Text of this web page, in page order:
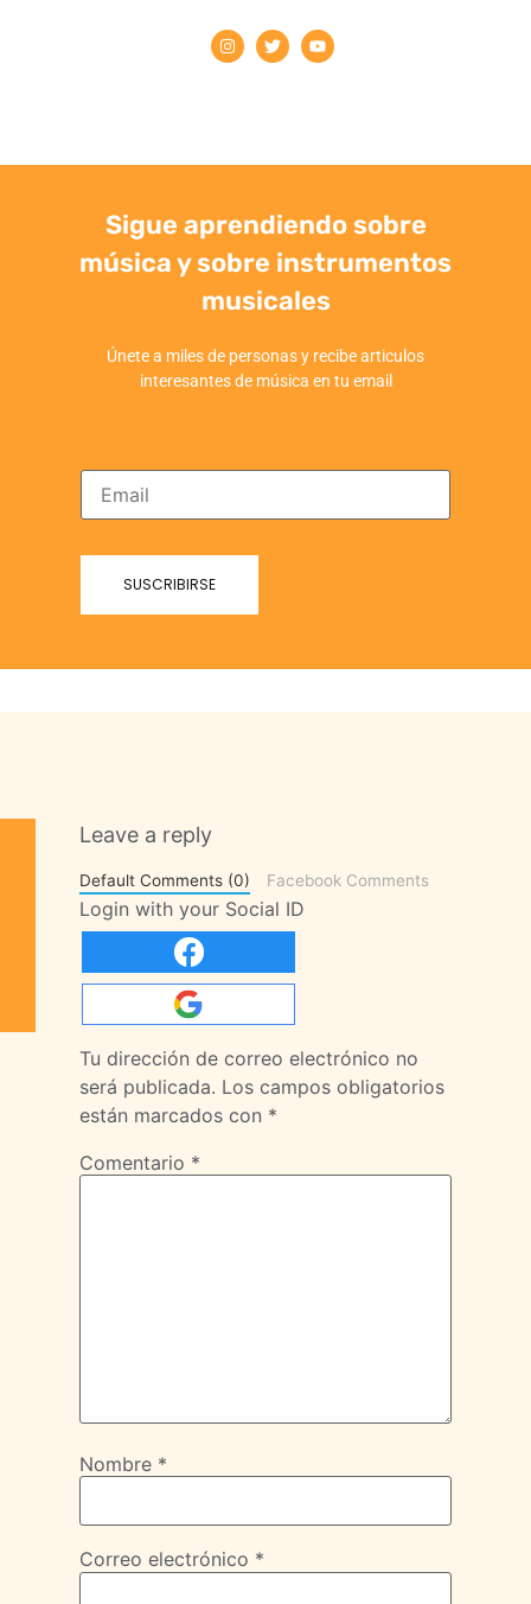
Sigue aprendiendo sobre
música y sobre instrumentos
musicales
Únete a miles de personas y recibe articulos
interesantes de música en tu email
Leave a reply
Default Comments (0) Facebook Comments
Login with your Social ID
Tu dirección de correo electrónico no
será publicada. Los campos obligatorios
están marcados con *
Comentario *
Nombre *
Correo electrónico *